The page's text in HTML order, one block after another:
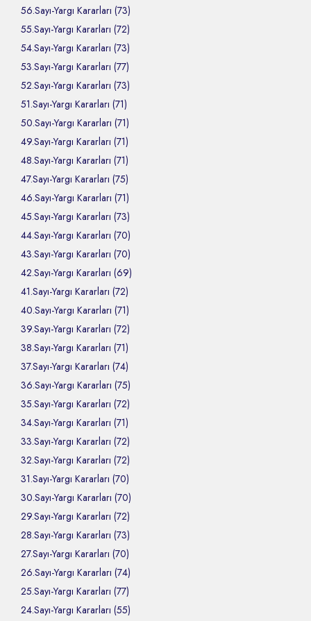
56.Sayı-Yargı Kararları (73)
55.Sayı-Yargı Kararları (72)
54.Sayı-Yargı Kararları (73)
53.Sayı-Yargı Kararları (77)
52.Sayı-Yargı Kararları (73)
51.Sayı-Yargı Kararları (71)
50.Sayı-Yargı Kararları (71)
49.Sayı-Yargı Kararları (71)
48.Sayı-Yargı Kararları (71)
47.Sayı-Yargı Kararları (75)
46.Sayı-Yargı Kararları (71)
45.Sayı-Yargı Kararları (73)
44.Sayı-Yargı Kararları (70)
43.Sayı-Yargı Kararları (70)
42.Sayı-Yargı Kararları (69)
41.Sayı-Yargı Kararları (72)
40.Sayı-Yargı Kararları (71)
39.Sayı-Yargı Kararları (72)
38.Sayı-Yargı Kararları (71)
37.Sayı-Yargı Kararları (74)
36.Sayı-Yargı Kararları (75)
35.Sayı-Yargı Kararları (72)
34.Sayı-Yargı Kararları (71)
33.Sayı-Yargı Kararları (72)
32.Sayı-Yargı Kararları (72)
31.Sayı-Yargı Kararları (70)
30.Sayı-Yargı Kararları (70)
29.Sayı-Yargı Kararları (72)
28.Sayı-Yargı Kararları (73)
27.Sayı-Yargı Kararları (70)
26.Sayı-Yargı Kararları (74)
25.Sayı-Yargı Kararları (77)
24.Sayı-Yargı Kararları (55)